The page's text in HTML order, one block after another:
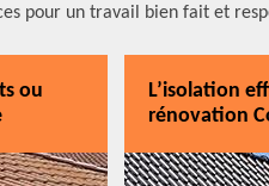
pour un travail bien fait et
ou
L’isolation
rénovation